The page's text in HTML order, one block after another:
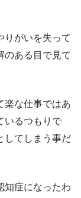
りがいを失って
のある目で見て
楽な仕事ではあ
いるつもりで
してしまう事だ
知症になったわ